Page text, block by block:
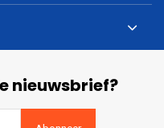
nieuwsbrief?